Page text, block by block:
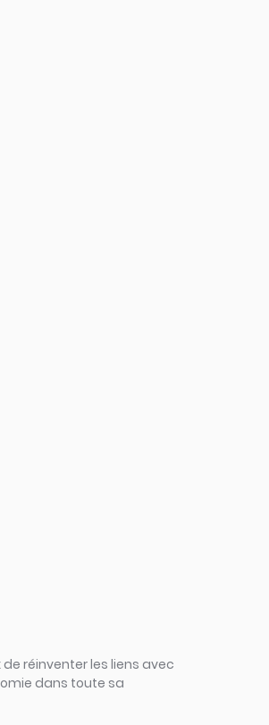
réinventer les liens avec
dans toute sa